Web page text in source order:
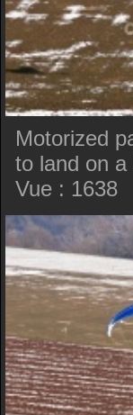
Motorized
to land on a
Vue : 1638